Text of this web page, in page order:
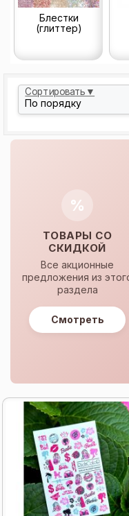
Блестки
(глиттер)
Сортировать▼
%
ТОВАРЫ СО
СКИДКОЙ
Все акционные
предложения из
раздела
Смотреть